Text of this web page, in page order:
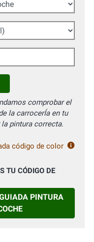
comprobar el
la carrocerÍa en tu
pintura correcta.
código de color
TU CÓDIGO DE
PINTURA